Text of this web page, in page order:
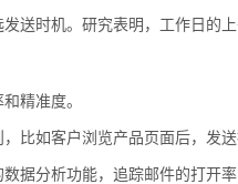
送时机。研究表明，工作日的
精准度。
比如客户浏览产品页面后，发送
据分析功能，追踪邮件的打开